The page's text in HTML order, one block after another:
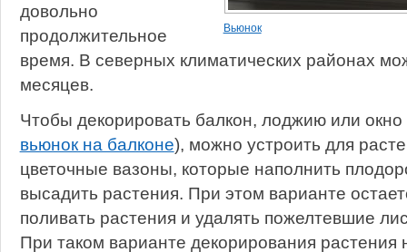
Вьюнок
довольно
продолжительное
время. В северных климатических районах
месяцев.
Чтобы декорировать балкон, лоджию или
вьюнок на балконе), можно устроить для
цветочные вазоны, которые наполнить
высадить растения. При этом варианте
поливать растения и удалять пожелтевшие
При таком варианте декорирования растения